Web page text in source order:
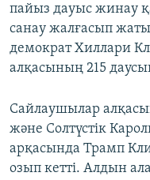
пайыз дауыс жинау
санау жалғасып
демократ Хиллари
алқасының 215
Сайлаушылар
және Солтүстік
арқасында Трамп
озып кетті. Алдын